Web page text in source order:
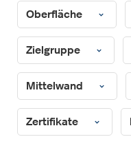
Oberfläche
Zielgruppe
Mittelwand
Zertifikate